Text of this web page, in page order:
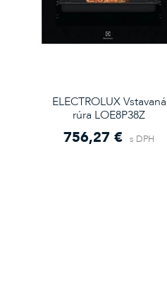
ELECTROLUX Vstavaná
rúra LOE8P38Z
756,27 € s DPH